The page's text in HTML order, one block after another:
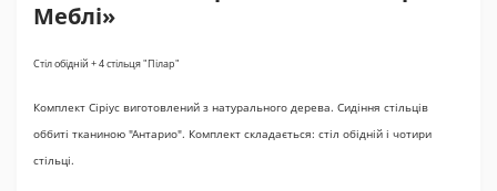
Меблі»
Стіл обідній + 4 стільця "Пілар"
Комплект Сіріус виготовлений з натурального дерева. Сидіння стільців
оббиті тканиною "Антарио". Комплект складається: стіл обідній і чотири
стільці.